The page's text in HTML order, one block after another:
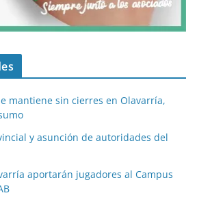
mantiene sin cierres en Olavarría,
y asunción de autoridades del
aportarán jugadores al Campus